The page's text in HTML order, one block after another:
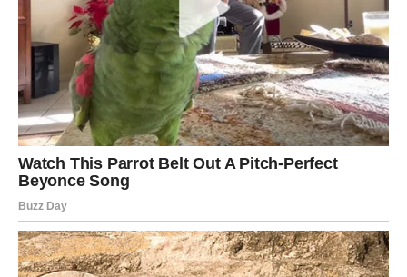
ŠKORPIJA
Prošlost donosi veliko iznenađenje
Škorpije bi mogle dobiti poruku ili poziv koji mijenja
njihov pogled na bivšu ljubav.
Osoba za koju ste mislili da je krenula dalje možda još
uvijek nosi ista osjećanja.
Poruka srca